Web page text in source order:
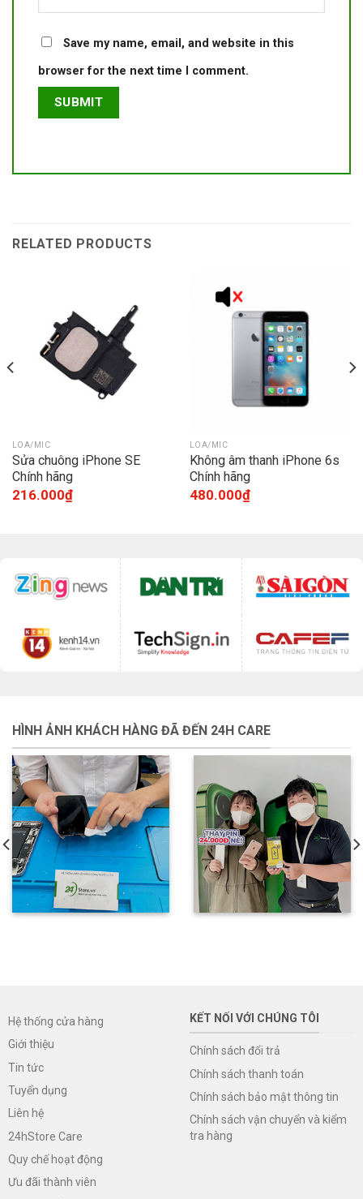
Save my name, email, and website in this
browser for the next time I comment.
RELATED PRODUCTS
LOA/MIC
Sửa chuông iPhone SE
Chính hãng
216.000₫
LOA/MIC
Không âm thanh iPhone 6s
Chính hãng
480.000₫
HÌNH ẢNH KHÁCH HÀNG ĐÃ ĐẾN 24H CARE
Hệ thống cửa hàng
Giới thiệu
Tin tức
Tuyển dụng
Liên hệ
24hStore Care
Quy chế hoạt động
Ưu đãi thành viên
KẾT NỐI VỚI CHÚNG TÔI
Chính sách đổi trả
Chính sách thanh toán
Chính sách bảo mật thông tin
Chính sách vận chuyển và kiểm
tra hàng